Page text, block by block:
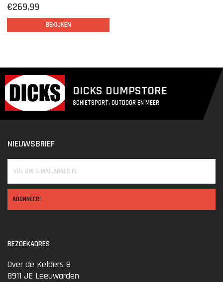
€269,99
BEKIJKEN
DICKS DUMPSTORE
SCHIETSPORT, OUTDOOR EN MEER
NIEUWSBRIEF
ABONNEER!
BEZOEKADRES
Over de Kelders 8
8911 JE Leeuwarden